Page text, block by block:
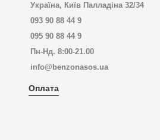
Україна, Київ Палладіна 32/34
093 90 88 44 9
095 90 88 44 9
Пн-Нд. 8:00-21.00
info@benzonasos.ua
Оплата